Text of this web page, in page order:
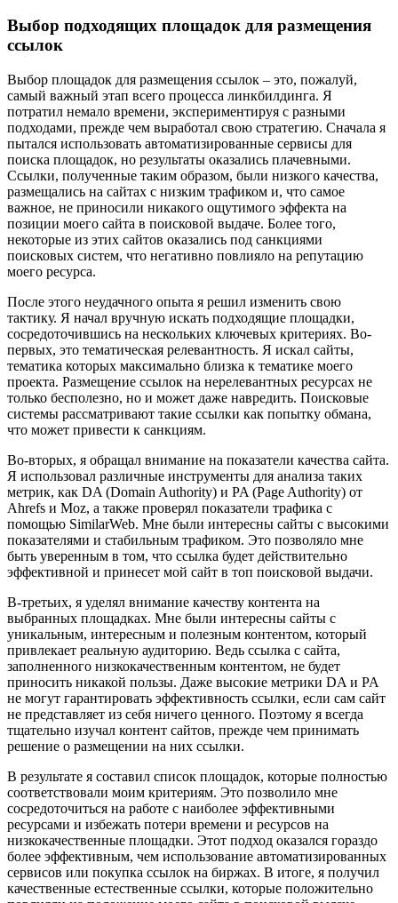
Выбор подходящих площадок для размещения
ссылок
Выбор площадок для размещения ссылок – это, пожалуй,
самый важный этап всего процесса линкбилдинга. Я
потратил немало времени, экспериментируя с разными
подходами, прежде чем выработал свою стратегию. Сначала я
пытался использовать автоматизированные сервисы для
поиска площадок, но результаты оказались плачевными.
Ссылки, полученные таким образом, были низкого качества,
размещались на сайтах с низким трафиком и, что самое
важное, не приносили никакого ощутимого эффекта на
позиции моего сайта в поисковой выдаче. Более того,
некоторые из этих сайтов оказались под санкциями
поисковых систем, что негативно повлияло на репутацию
моего ресурса.
После этого неудачного опыта я решил изменить свою
тактику. Я начал вручную искать подходящие площадки,
сосредоточившись на нескольких ключевых критериях. Во-
первых, это тематическая релевантность. Я искал сайты,
тематика которых максимально близка к тематике моего
проекта. Размещение ссылок на нерелевантных ресурсах не
только бесполезно, но и может даже навредить. Поисковые
системы рассматривают такие ссылки как попытку обмана,
что может привести к санкциям.
Во-вторых, я обращал внимание на показатели качества сайта.
Я использовал различные инструменты для анализа таких
метрик, как DA (Domain Authority) и PA (Page Authority) от
Ahrefs и Moz, а также проверял показатели трафика с
помощью SimilarWeb. Мне были интересны сайты с высокими
показателями и стабильным трафиком. Это позволяло мне
быть уверенным в том, что ссылка будет действительно
эффективной и принесет мой сайт в топ поисковой выдачи.
В-третьих, я уделял внимание качеству контента на
выбранных площадках. Мне были интересны сайты с
уникальным, интересным и полезным контентом, который
привлекает реальную аудиторию. Ведь ссылка с сайта,
заполненного низкокачественным контентом, не будет
приносить никакой пользы. Даже высокие метрики DA и PA
не могут гарантировать эффективность ссылки, если сам сайт
не представляет из себя ничего ценного. Поэтому я всегда
тщательно изучал контент сайтов, прежде чем принимать
решение о размещении на них ссылки.
В результате я составил список площадок, которые полностью
соответствовали моим критериям. Это позволило мне
сосредоточиться на работе с наиболее эффективными
ресурсами и избежать потери времени и ресурсов на
низкокачественные площадки. Этот подход оказался гораздо
более эффективным, чем использование автоматизированных
сервисов или покупка ссылок на биржах. В итоге, я получил
качественные естественные ссылки, которые положительно